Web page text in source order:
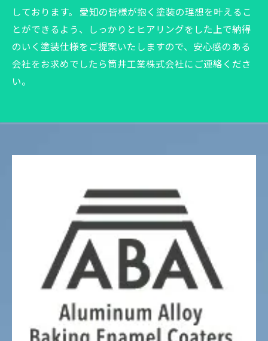
しております。 愛知の皆様が抱く塗装の理想を叶えるこ
とができるよう、しっかりとヒアリングをした上で納得
のいく塗装仕様をご提案いたしますので、安心感のある
会社をお求めでしたら筒井工業株式会社にご連絡くださ
い。